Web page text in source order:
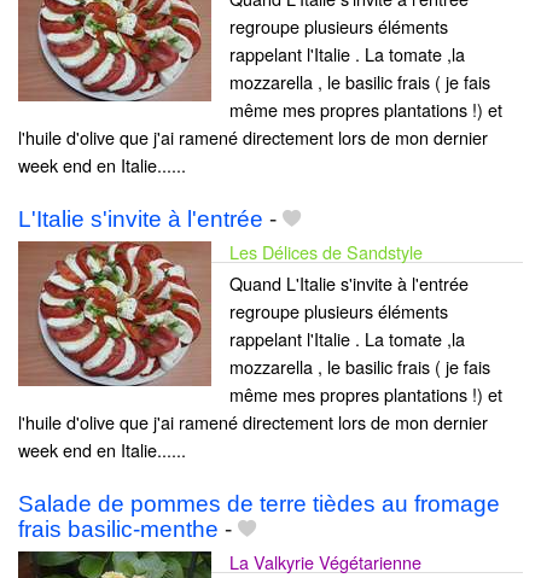
regroupe plusieurs éléments
rappelant l'Italie . La tomate ,la
mozzarella , le basilic frais ( je fais
même mes propres plantations !) et
l'huile d'olive que j'ai ramené directement lors de mon dernier
week end en Italie......
L'Italie s'invite à l'entrée -
Les Délices de Sandstyle
Quand L'Italie s'invite à l'entrée
regroupe plusieurs éléments
rappelant l'Italie . La tomate ,la
mozzarella , le basilic frais ( je fais
même mes propres plantations !) et
l'huile d'olive que j'ai ramené directement lors de mon dernier
week end en Italie......
Salade de pommes de terre tièdes au fromage
frais basilic-menthe -
La Valkyrie Végétarienne